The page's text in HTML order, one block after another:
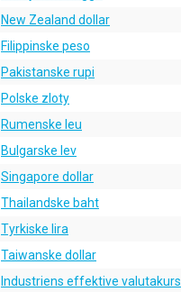
New Zealand dollar
Filippinske peso
Pakistanske rupi
Polske zloty
Rumenske leu
Bulgarske lev
Singapore dollar
Thailandske baht
Tyrkiske lira
Taiwanske dollar
Industriens effektive valutakurs